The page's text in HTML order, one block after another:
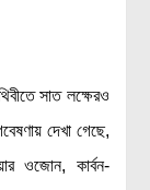
সাত লক্ষেরও
দেখা গেছে,
ওজোন, কার্বন-